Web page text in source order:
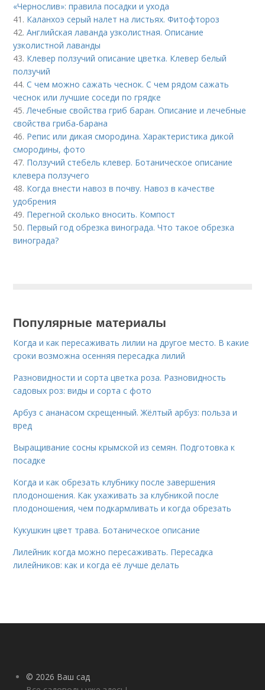
«Чернослив»: правила посадки и ухода
41. Каланхоэ серый налет на листьях. Фитофтороз
42.Английская лаванда узколистная. Описание
узколистной лаванды
43. Клевер ползучий описание цветка. Клевер белый
ползучий
44.С чем можно сажать чеснок. С чем рядом сажать
чеснок или лучшие соседи по грядке
45.Лечебные свойства гриб баран. Описание и лечебные
свойства гриба-барана
46. Репис или дикая смородина. Характеристика дикой
смородины, фото
47. Ползучий стебель клевер. Ботаническое описание
клевера ползучего
48. Когда внести навоз в почву. Навоз в качестве
удобрения
49. Перегной сколько вносить. Компост
50. Первый год обрезка винограда. Что такое обрезка
винограда?
Популярные материалы
Когда и как пересаживать лилии на другое место. В какие
сроки возможна осенняя пересадка лилий
Разновидности и сорта цветка роза. Разновидность
садовых роз: виды и сорта с фото
Арбуз с ананасом скрещенный. Жёлтый арбуз: польза и
вред
Выращивание сосны крымской из семян. Подготовка к
посадке
Когда и как обрезать клубнику после завершения
плодоношения. Как ухаживать за клубникой после
плодоношения, чем подкармливать и когда обрезать
Кукушкин цвет трава. Ботаническое описание
Лилейник когда можно пересаживать. Пересадка
лилейников: как и когда её лучше делать
© 2026 Ваш сад